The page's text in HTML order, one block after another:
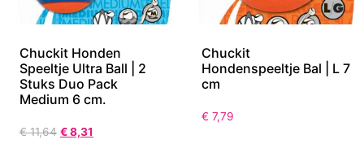
Chuckit Honden
Speeltje Ultra Ball | 2
Stuks Duo Pack
Medium 6 cm.
€11,64 €8,31
Chuckit
Hondenspeeltje Bal | L 7
cm
€ 7,79